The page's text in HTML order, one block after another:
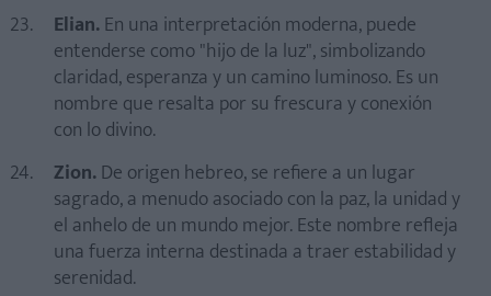
Elian.En una interpretación moderna, puede
entenderse como "hijo de la luz", simbolizando
claridad, esperanza y un camino luminoso. Es un
nombre que resalta por su frescura y conexión
con lo divino.
Zion.De origen hebreo, se refiere a un lugar
sagrado, a menudo asociado con la paz, la unidad y
el anhelo de un mundo mejor. Este nombre refleja
una fuerza interna destinada a traer estabilidad y
serenidad.